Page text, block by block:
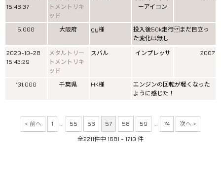
15:46:37
トメントリキ
ッド
ーアイコン
5,000 大阪府 gy様
投入後50k走行 まだ目立っ
た変化は無し
2020-10-28
15:43:29
メタルトリー
トメントリキ
ッド
スバル インプレッサ 2007
131,000 千葉県 HK様
エンジンの回転が軽くなった
ように感じた！
< 前へ 1 ... 55 56 57 58 59 ... 74 次へ >
全2211件中 1681 - 1710 件